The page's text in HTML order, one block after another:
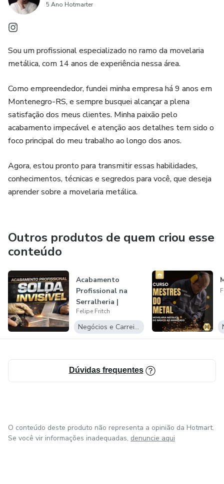
5 Ano Hotmarter
Sou um profissional especializado no ramo da movelaria
metálica, com 14 anos de experiência nessa área.
Como empreendedor, fundei minha empresa há 9 anos em
Montenegro-RS, e sempre busquei alcançar a plena
satisfação dos meus clientes. Minha paixão pelo
acabamento impecável e atenção aos detalhes tem sido o
foco principal do meu trabalho ao longo dos anos.
Agora, estou pronto para transmitir essas habilidades,
conhecimentos, técnicas e segredos para você, que deseja
aprender sobre a movelaria metálica.
Outros produtos de quem criou esse
conteúdo
Acabamento
Profissional na
Serralheria |
SOLDA INVISÍVEL
Felipe Fritch
Negócios e Carreira
Dúvidas frequentes
O conteúdo deste produto não representa a opinião da Hotmart.
Se você vir informações inadequadas, denuncie aqui